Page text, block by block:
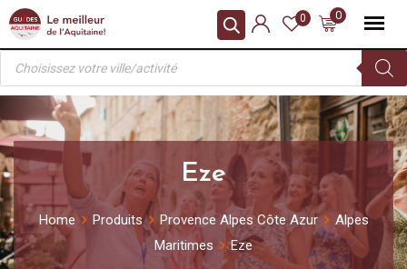
Skip
content
0
0
Recherche
produits
Eze
Home Produits Provence Alpes Côte Azur
Alpes
Maritimes
Eze